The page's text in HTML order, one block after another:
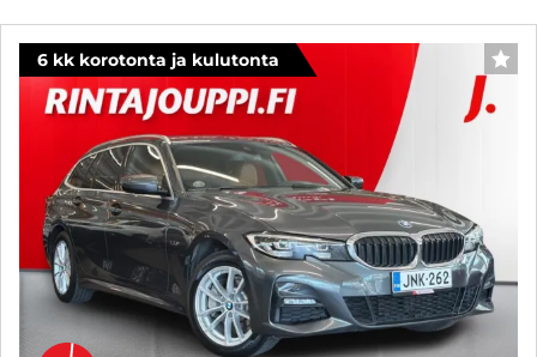
6 kk korotonta ja kulutonta